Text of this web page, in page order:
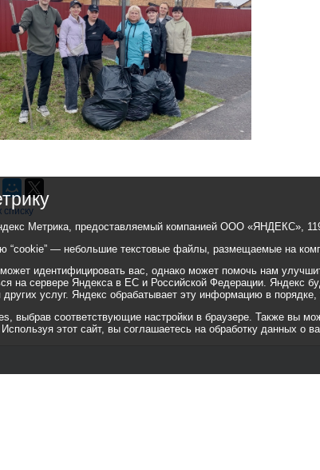
списку
Метрика, предоставляемый компанией ООО «ЯНДЕКС»,
“cookie” — небольшие текстовые файлы, размещаемые на
идентифицировать вас, однако может помочь нам
на сервере Яндекса в ЕС и Российской Федерации. Яндекс
услуг. Яндекс обрабатывает эту информацию в
выбрав соответствующие настройки в браузере. Также
этот сайт, вы соглашаетесь на обработку данных о